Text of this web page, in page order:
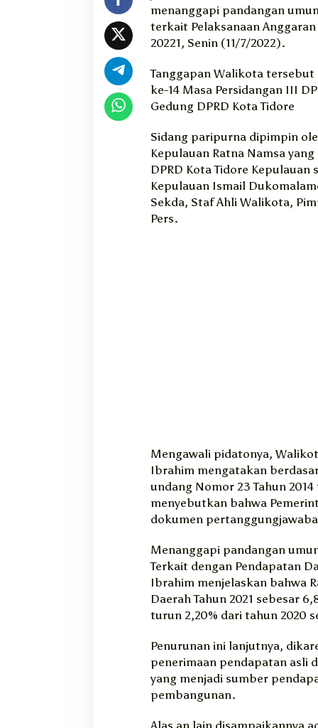
P
R
D
r
k
a
t
R
a
e
menanggapi pandangan
terkait Pelaksanaan
20221, Senin (11/7/2022).
Tanggapan Walikota
ke-14 Masa Persidangan III
Gedung DPRD Kota Tidore
Sidang paripurna dipimpin
Kepulauan Ratna Namsa
DPRD Kota Tidore
Kepulauan Ismail
Sekda, Staf Ahli Walikota,
Pers.
Mengawali pidatonya,
Ibrahim mengatakan
undang Nomor 23 Tahun
menyebutkan bahwa
dokumen
Menanggapi pandangan
Terkait dengan Pendapatan
Ibrahim menjelaskan bahwa
Daerah Tahun 2021 sebesar
turun 2,20% dari tahun 2020
Penurunan ini lanjutnya,
penerimaan pendapatan asli
yang menjadi sumber
pembangunan.
Alas an lain disampaikannya